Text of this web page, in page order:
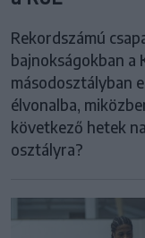
Rekordszámú
bajnokságokban a
másodosztályban
élvonalba,
következő hetek
osztályra?